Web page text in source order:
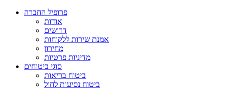
פרופיל החברה
אודות
דרושים
אמנת שירות ללקוחות
מחירון
מדיניות פרטיות
סוגי ביטוחים
ביטוח בריאות
ביטוח נסיעות לחול